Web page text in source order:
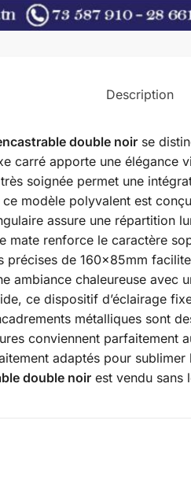
Description
double noirse
carré apporte une élégance
soignée permet une
ce modèle polyvalent est
assure une répartition
mate renforce le caractère
précises de 160x85mm
ambiance chaleureuse avec
ce dispositif d’éclairage
métalliques sont
conviennent parfaitement
adaptés pour
double noirest vendu sans